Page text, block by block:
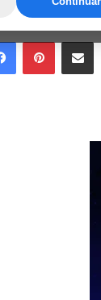
Última atualização:
FacebookPinterest